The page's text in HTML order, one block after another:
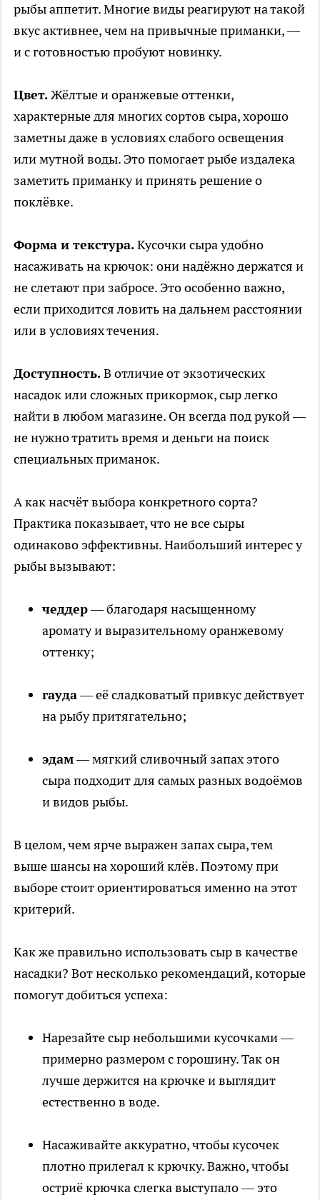
рыбы аппетит. Многие виды реагируют на такой
вкус активнее, чем на привычные приманки, —
и с готовностью пробуют новинку.
Цвет.Жёлтые и оранжевые оттенки,
характерные для многих сортов сыра, хорошо
заметны даже в условиях слабого освещения
или мутной воды. Это помогает рыбе издалека
заметить приманку и принять решение о
поклёвке.
Форма и текстура.Кусочки сыра удобно
насаживать на крючок: они надёжно держатся и
не слетают при забросе. Это особенно важно,
если приходится ловить на дальнем расстоянии
или в условиях течения.
Доступность.В отличие от экзотических
насадок или сложных прикормок, сыр легко
найти в любом магазине. Он всегда под рукой —
не нужно тратить время и деньги на поиск
специальных приманок.
А как насчёт выбора конкретного сорта?
Практика показывает, что не все сыры
одинаково эффективны. Наибольший интерес у
рыбы вызывают:
чеддер— благодаря насыщенному
аромату и выразительному оранжевому
оттенку;
гауда— её сладковатый привкус действует
на рыбу притягательно;
эдам— мягкий сливочный запах этого
сыра подходит для самых разных водоёмов
и видов рыбы.
В целом, чем ярче выражен запах сыра, тем
выше шансы на хороший клёв. Поэтому при
выборе стоит ориентироваться именно на этот
критерий.
Как же правильно использовать сыр в качестве
насадки? Вот несколько рекомендаций, которые
помогут добиться успеха:
Нарезайте сыр небольшими кусочками —
примерно размером с горошину. Так он
лучше держится на крючке и выглядит
естественно в воде.
Насаживайте аккуратно, чтобы кусочек
плотно прилегал к крючку. Важно, чтобы
остриё крючка слегка выступало — это